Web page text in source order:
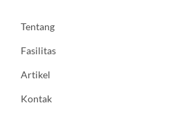
Tentang
Fasilitas
Artikel
Kontak